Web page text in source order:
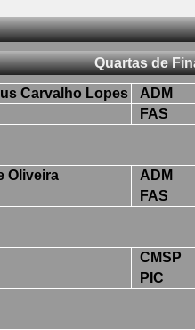
Quartas de
Carvalho Lopes
ADM
FAS
Oliveira
ADM
FAS
CMSP
PIC